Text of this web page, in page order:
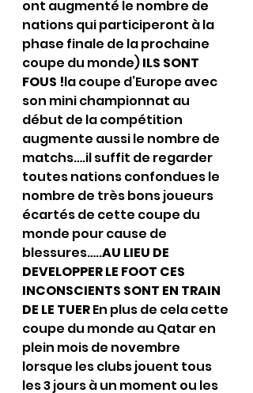
ont augmenté le nombre de
nations qui participeront à la
phase finale de la prochaine
coupe du monde) ILS SONT
FOUS !la coupe d’Europe avec
son mini championnat au
début de la compétition
augmente aussi le nombre de
matchs….il suffit de regarder
toutes nations confondues le
nombre de très bons joueurs
écartés de cette coupe du
monde pour cause de
blessures…..AU LIEU DE
DEVELOPPER LE FOOT CES
INCONSCIENTS SONT EN TRAIN
DE LE TUER En plus de cela cette
coupe du monde au Qatar en
plein mois de novembre
lorsque les clubs jouent tous
les 3 jours à un moment ou les